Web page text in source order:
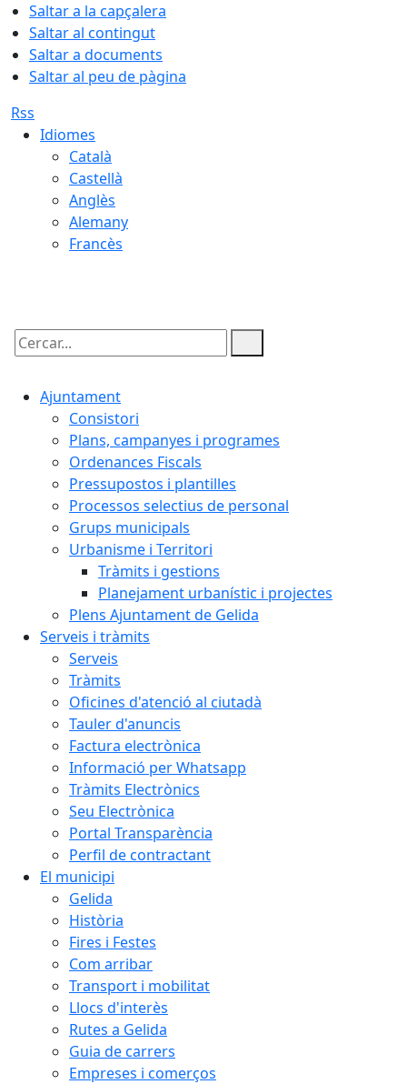
Saltar a la capçalera
Saltar al contingut
Saltar a documents
Saltar al peu de pàgina
Rss
Idiomes
Català
Castellà
Anglès
Alemany
Francès
Cercar:
Ajuntament
Consistori
Plans, campanyes i programes
Ordenances Fiscals
Pressupostos i plantilles
Processos selectius de personal
Grups municipals
Urbanisme i Territori
Tràmits i gestions
Planejament urbanístic i projectes
Plens Ajuntament de Gelida
Serveis i tràmits
Serveis
Tràmits
Oficines d'atenció al ciutadà
Tauler d'anuncis
Factura electrònica
Informació per Whatsapp
Tràmits Electrònics
Seu Electrònica
Portal Transparència
Perfil de contractant
El municipi
Gelida
Història
Fires i Festes
Com arribar
Transport i mobilitat
Llocs d'interès
Rutes a Gelida
Guia de carrers
Empreses i comerços